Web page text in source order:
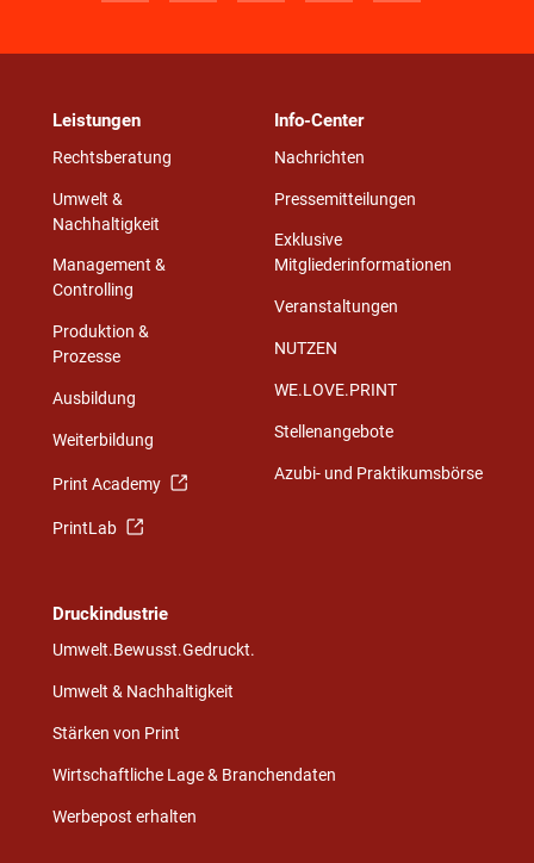
Leistungen
Rechtsberatung
Umwelt &
Nachhaltigkeit
Management &
Controlling
Produktion &
Prozesse
Ausbildung
Weiterbildung
Print Academy
PrintLab
Info-Center
Nachrichten
Pressemitteilungen
Exklusive
Mitgliederinformationen
Veranstaltungen
NUTZEN
WE.LOVE.PRINT
Stellenangebote
Azubi- und Praktikumsbörse
Druckindustrie
Umwelt.Bewusst.Gedruckt.
Umwelt & Nachhaltigkeit
Stärken von Print
Wirtschaftliche Lage & Branchendaten
Werbepost erhalten